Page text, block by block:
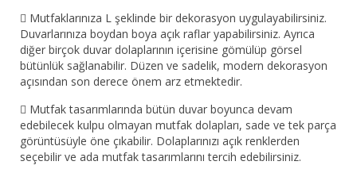
 Mutfaklarınıza L şeklinde bir dekorasyon uygulayabilirsiniz.
Duvarlarınıza boydan boya açık raflar yapabilirsiniz. Ayrıca
diğer birçok duvar dolaplarının içerisine gömülüp görsel
bütünlük sağlanabilir. Düzen ve sadelik, modern dekorasyon
açısından son derece önem arz etmektedir.
 Mutfak tasarımlarında bütün duvar boyunca devam
edebilecek kulpu olmayan mutfak dolapları, sade ve tek parça
görüntüsüyle öne çıkabilir. Dolaplarınızı açık renklerden
seçebilir ve ada mutfak tasarımlarını tercih edebilirsiniz.